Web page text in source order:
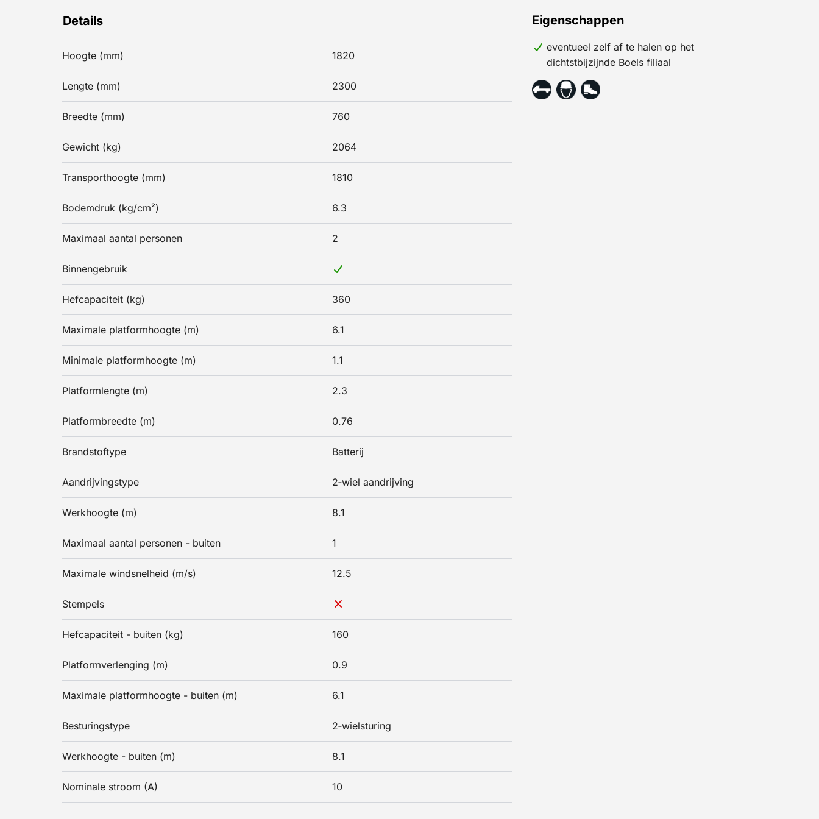
Details
Hoogte (mm) 1820
Lengte (mm) 2300
Breedte (mm) 760
Gewicht (kg) 2064
Transporthoogte (mm) 1810
Bodemdruk (kg/cm²) 6.3
Maximaal aantal personen 2
Binnengebruik
Hefcapaciteit (kg) 360
Maximale platformhoogte (m) 6.1
Minimale platformhoogte (m) 1.1
Platformlengte (m) 2.3
Platformbreedte (m) 0.76
Brandstoftype Batterij
Aandrijvingstype 2‑wiel aandrijving
Werkhoogte (m) 8.1
Maximaal aantal personen - buiten 1
Maximale windsnelheid (m/s) 12.5
Stempels
Hefcapaciteit - buiten (kg) 160
Platformverlenging (m) 0.9
Maximale platformhoogte - buiten (m) 6.1
Besturingstype 2‑wielsturing
Werkhoogte - buiten (m) 8.1
Nominale stroom (A) 10
Eigenschappen
eventueel zelf af te halen op het
dichtstbijzijnde Boels filiaal